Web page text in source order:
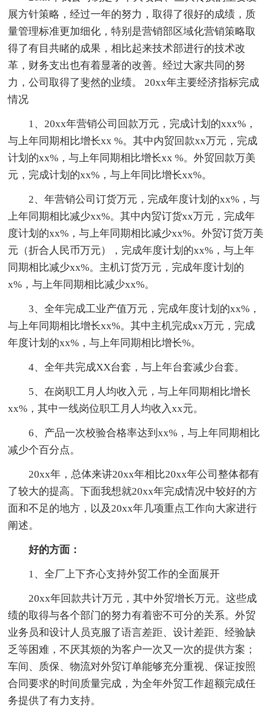
展方针策略，经过一年的努力，取得了很好的成绩，质
量管理标准更加细化，特别是营销部区域化营销策略取
得了有目共睹的成果，相比起来技术部进行的技术改
革，财务支出也有着显著的改善。经过大家共同的努
力，公司取得了斐然的业绩。 20xx年主要经济指标完成
情况
1、20xx年营销公司回款万元，完成计划的xxx%，
与上年同期相比增长xx %。其中内贸回款xx万元，完成
计划的xx%，与上年同期相比增长xx %。外贸回款万美
元，完成计划的xx%，与上年同比增长xx%。
2、年营销公司订货万元，完成年度计划的xx%，与
上年同期相比减少xx%。其中内贸订货xx万元，完成年
度计划的xx%，与上年同期相比减少xx%。外贸订货万美
元（折合人民币万元），完成年度计划的xx%，与上年
同期相比减少xx%。主机订货万元，完成年度计划的
x%，与上年同期相比减少xx%。
3、全年完成工业产值万元，完成年度计划的xx%，
与上年同期相比增长xx%。其中主机完成xx万元，完成
年度计划的xx%，与上年同期相比增长%。
4、全年共完成XX台套，与上年台套减少台套。
5、在岗职工月人均收入元，与上年同期相比增长
xx%，其中一线岗位职工月人均收入xx元。
6、产品一次校验合格率达到xx%，与上年同期相比
减少个百分点。
20xx年，总体来讲20xx年相比20xx年公司整体都有
了较大的提高。下面我想就20xx年完成情况中较好的方
面和不足的地方，以及20xx年几项重点工作向大家进行
阐述。
好的方面：
1、全厂上下齐心支持外贸工作的全面展开
20xx年回款共计万元，其中外贸增长万元。这些成
绩的取得与各个部门的努力有着密不可分的关系。外贸
业务员和设计人员克服了语言差距、设计差距、经验缺
乏等困难，不厌其烦的为客户一次又一次的提供方案；
车间、质保、物流对外贸订单能够充分重视、保证按照
合同要求的时间质量完成，为全年外贸工作超额完成任
务提供了有力支持。